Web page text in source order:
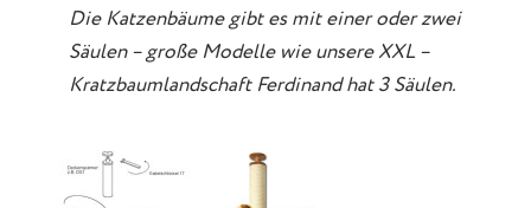
Die Katzenbäume gibt es mit einer oder zwei
Säulen – große Modelle wie unsere XXL –
Kratzbaumlandschaft Ferdinand hat 3 Säulen.